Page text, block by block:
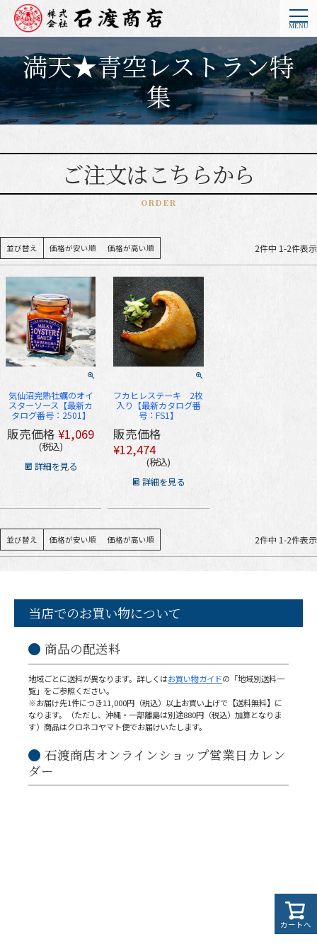
満天★青空レストラン特
集
ご注文はこちらから
ORDER
並び替え 価格が安い順 価格が高い順 2件中 1-2件表示
気仙沼完熟牡蠣のオイ
スターソース【最新カ
タログ番号：2501】
販売価格 ¥1,069
税込
詳細を見る
フカヒレステーキ 2枚
入り【最新カタログ番
号：FS1】
販売価格
¥12,474
税込
詳細を見る
並び替え 価格が安い順 価格が高い順 2件中 1-2件表示
カートへ
当店でのお買い物について
商品の配送料
地域ごとに送料が異なります。詳しくはお買い物ガイドの「地域別送料一
覧」をご参照ください。
※お届け先1件につき11,000円（税込）以上お買い上げで【送料無料】に
なります。（ただし、沖縄・一部離島は別途880円（税込）加算となりま
す）商品はクロネコヤマト便でお届けいたします。
石渡商店オンラインショップ営業日カレン
ダー